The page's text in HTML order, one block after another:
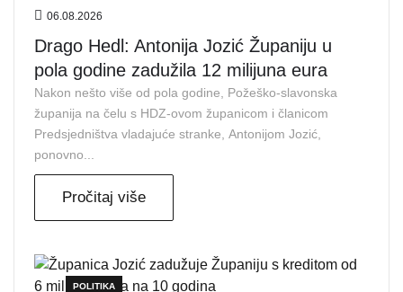
06.08.2026
Drago Hedl: Antonija Jozić Županiju u
pola godine zadužila 12 milijuna eura
Nakon nešto više od pola godine, Požeško-slavonska
županija na čelu s HDZ-ovom županicom i članicom
Predsjedništva vladajuće stranke, Antonijom Jozić,
ponovno...
Pročitaj više
POLITIKA